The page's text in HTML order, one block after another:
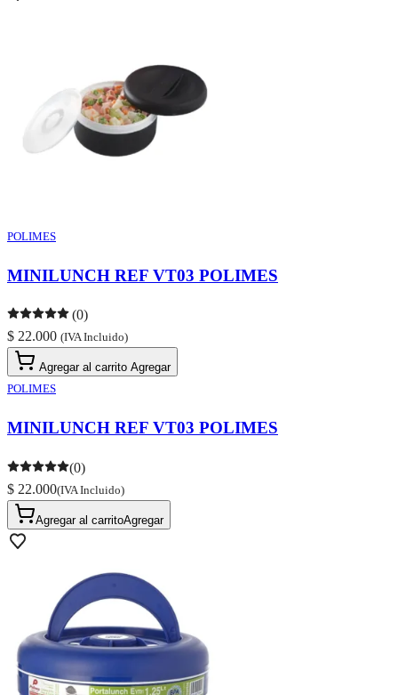
POLIMES
MINILUNCH REF VT03 POLIMES
(0)
$ 22.000 (IVA Incluido)
Agregar al carrito Agregar
POLIMES
MINILUNCH REF VT03 POLIMES
(0)
$ 22.000(IVA Incluido)
Agregar al carritoAgregar